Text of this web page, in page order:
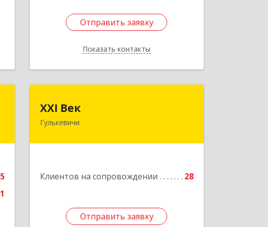
Отправить заявку
Показать контакты
Отправить заявку
Назад
1
XXI Век
Гулькевичи
Клиентов на сопровождении 28
Отправить заявку
352180, Краснодарский край, Отрадо-
Отправить заявку